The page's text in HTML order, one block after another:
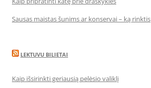
Sausas maistas šunims ar konservai – ką rinktis
LEKTUVU BILIETAI
Kaip išsirinkti geriausią pelėsio valiklį